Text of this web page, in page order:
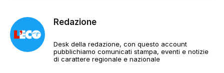
Redazione
Desk della redazione, con questo account
pubblichiamo comunicati stampa, eventi e notizie
di carattere regionale e nazionale